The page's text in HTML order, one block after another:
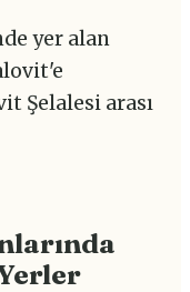
yer alan
Şelalesi arası